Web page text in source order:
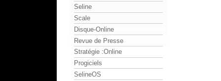
Seline
Scale
Disque-Online
Revue de Presse
Stratégie :Online
Progiciels
SelineOS